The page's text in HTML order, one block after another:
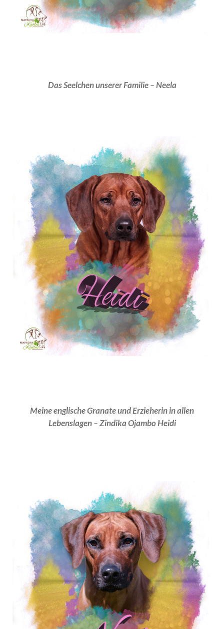
Das Seelchen unserer Familie – Neela
Meine englische Granate und Erzieherin in allen
Lebenslagen – Zindika Ojambo Heidi